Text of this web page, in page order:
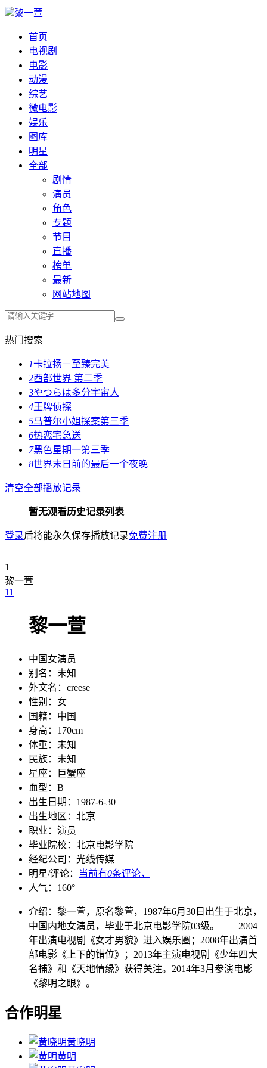
黎一萱
首页
电视剧
电影
动漫
综艺
微电影
娱乐
图库
明星
全部
剧情
演员
角色
专题
节目
直播
榜单
最新
网站地图
热门搜索
1卡拉扬－至臻完美
2西部世界 第二季
3やつらは多分宇宙人
4王牌侦探
5马普尔小姐探案第三季
6热恋宅急送
7黑色星期一第三季
8世界末日前的最后一个夜晚
清空全部播放记录
暂无观看历史记录列表
登录后将能永久保存播放记录免费注册
1
黎一萱
11
黎一萱
中国女演员
别名： 未知
外文名： creese
性别： 女
国籍： 中国
身高： 170cm
体重： 未知
民族： 未知
星座：
巨蟹座
血型： B
出生日期： 1987-6-30
出生地区： 北京
职业： 演员
毕业院校： 北京电影学院
经纪公司： 光线传媒
明星/评论：
当前有0条评论，
人气： 160°
介绍： 黎一萱，原名黎萱，1987年6月30日出生于北京，
中国内地女演员，毕业于北京电影学院03级。 2004
年出演电视剧《女才男貌》进入娱乐圈；2008年出演首
部电影《上下的错位》；2013年主演电视剧《少年四大
名捕》和《天地情缘》获得关注。2014年3月参演电影
《黎明之眼》。
合作明星
黄晓明
黄明